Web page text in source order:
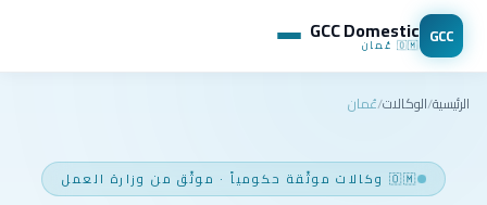
GCC
GCC Domestic
🇴🇲 عُمان
الرئيسية/الوكالات/عُمان
🇴🇲 وكالات موثّقة حكومياً· موثّق من وزارة العمل